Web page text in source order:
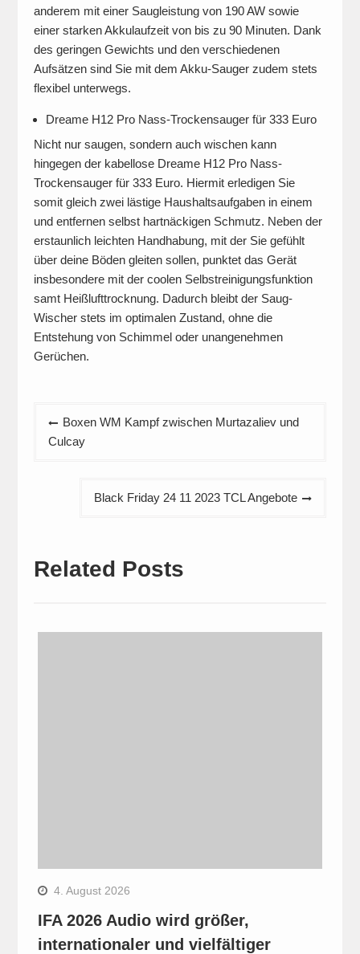
anderem mit einer Saugleistung von 190 AW sowie
einer starken Akkulaufzeit von bis zu 90 Minuten. Dank
des geringen Gewichts und den verschiedenen
Aufsätzen sind Sie mit dem Akku-Sauger zudem stets
flexibel unterwegs.
Dreame H12 Pro Nass-Trockensauger für 333 Euro
Nicht nur saugen, sondern auch wischen kann
hingegen der kabellose Dreame H12 Pro Nass-
Trockensauger für 333 Euro. Hiermit erledigen Sie
somit gleich zwei lästige Haushaltsaufgaben in einem
und entfernen selbst hartnäckigen Schmutz. Neben der
erstaunlich leichten Handhabung, mit der Sie gefühlt
über deine Böden gleiten sollen, punktet das Gerät
insbesondere mit der coolen Selbstreinigungsfunktion
samt Heißlufttrocknung. Dadurch bleibt der Saug-
Wischer stets im optimalen Zustand, ohne die
Entstehung von Schimmel oder unangenehmen
Gerüchen.
Beitragsnavigation
Boxen WM Kampf zwischen Murtazaliev und
Culcay
Black Friday 24 11 2023 TCL Angebote
Related Posts
4. August 2026
IFA 2026 Audio wird größer,
internationaler und vielfältiger